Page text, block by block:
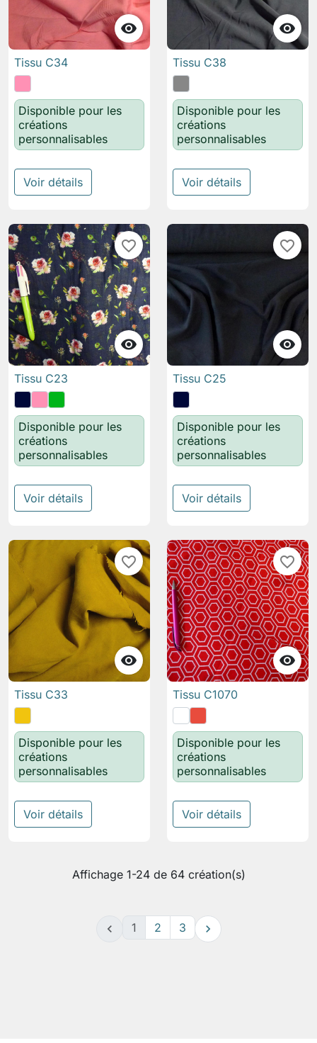

Tissu C34
Disponible pour les
créations
personnalisables
Voir détails

Tissu C38
Disponible pour les
créations
personnalisables
Voir détails

favorite_border
Tissu C23
Disponible pour les
créations
personnalisables
Voir détails

favorite_border
Tissu C25
Disponible pour les
créations
personnalisables
Voir détails

favorite_border
Tissu C33
Disponible pour les
créations
personnalisables
Voir détails

favorite_border
Tissu C1070
Disponible pour les
créations
personnalisables
Voir détails
Affichage 1-24 de 64 création(s)
 1 2 3 